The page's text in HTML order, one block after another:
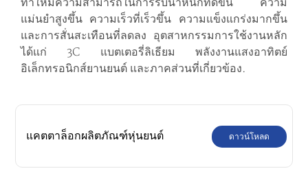
แม่นยำสูงขึ้น ความเร็วที่เร็วขึ้น ความแข็งแกร่งมากขึ้น
และการสั่นสะเทือนที่ลดลง อุตสาหกรรมการใช้งานหลัก
ได้แก่ 3C แบตเตอรี่ลิเธียม พลังงานแสงอาทิตย์
อิเล็กทรอนิกส์ยานยนต์ และภาคส่วนที่เกี่ยวข้อง.
แคตตาล็อกผลิตภัณฑ์หุ่นยนต์ ดาวน์โหลด